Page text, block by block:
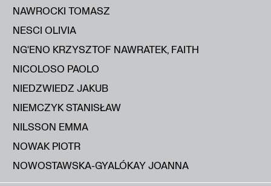
NAWROCKI TOMASZ
NESCI OLIVIA
NG'ENO KRZYSZTOF NAWRATEK, FAITH
NICOLOSO PAOLO
NIEDZWIEDZ JAKUB
NIEMCZYK STANISŁAW
NILSSON EMMA
NOWAK PIOTR
NOWOSTAWSKA-GYALÓKAY JOANNA